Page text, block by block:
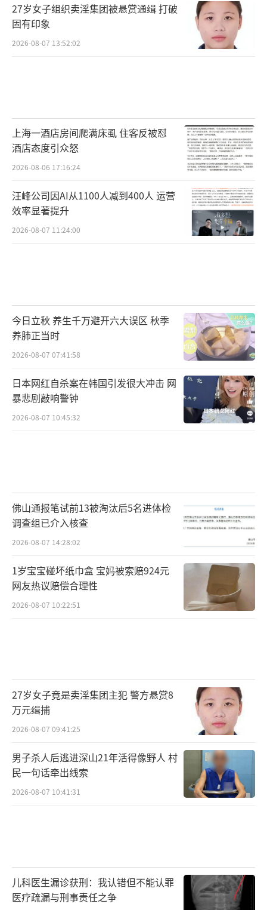
27岁女子组织卖淫集团被悬赏通缉 打破
固有印象
2026-08-07 13:52:02
上海一酒店房间爬满床虱 住客反被怼
酒店态度引众怒
2026-08-06 17:16:24
汪峰公司因AI从1100人减到400人 运营
效率显著提升
2026-08-07 11:24:00
今日立秋 养生千万避开六大误区 秋季
养肺正当时
2026-08-07 07:41:58
日本网红自杀案在韩国引发很大冲击 网
暴悲剧敲响警钟
2026-08-07 10:45:32
佛山通报笔试前13被淘汰后5名进体检
调查组已介入核查
2026-08-07 14:28:02
1岁宝宝碰坏纸巾盒 宝妈被索赔924元
网友热议赔偿合理性
2026-08-07 10:22:51
27岁女子竟是卖淫集团主犯 警方悬赏8
万元缉捕
2026-08-07 09:41:25
男子杀人后逃进深山21年活得像野人 村
民一句话牵出线索
2026-08-07 10:41:31
儿科医生漏诊获刑：我认错但不能认罪
医疗疏漏与刑事责任之争